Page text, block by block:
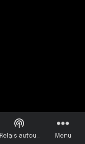
Relais autour
Menu